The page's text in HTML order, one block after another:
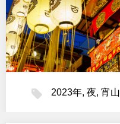
2023年, 夜, 宵山